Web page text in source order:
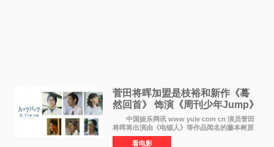
菅田将晖加盟是枝裕和新作《蓦
然回首》 饰演《周刊少年Jump》
编辑
中国娱乐网讯 www yule com cn 演员菅田
将晖将出演由《电锯人》等作品闻名的藤本树原
作漫画改编的电影《蓦然回首》（是枝裕和导
演）。菅田饰演的角色是初中时代两位主人公带
看电影